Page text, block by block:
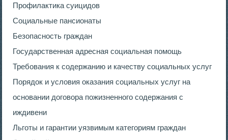
Профилактика суицидов
Социальные пансионаты
Безопасность граждан
Государственная адресная социальная помощь
Требования к содержанию и качеству социальных услуг
Порядок и условия оказания социальных услуг на
основании договора пожизненного содержания с
иждивени
Льготы и гарантии уязвимым категориям граждан